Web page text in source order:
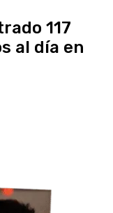
117
al día en